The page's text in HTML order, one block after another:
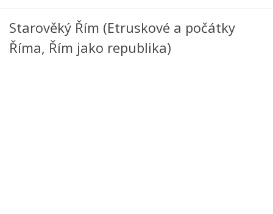
Tematické okruhy
Angličtina
Starověký Řím (Etruskové a počátky
Říma, Řím jako republika)